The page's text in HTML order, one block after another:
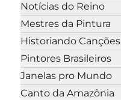
Notícias do Reino
Mestres da Pintura
Historiando Canções
Pintores Brasileiros
Janelas pro Mundo
Canto da Amazônia